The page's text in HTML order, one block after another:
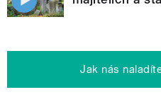
Jak nás